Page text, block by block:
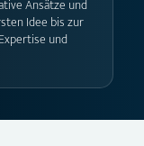
Ansätze und
Idee bis zur
und